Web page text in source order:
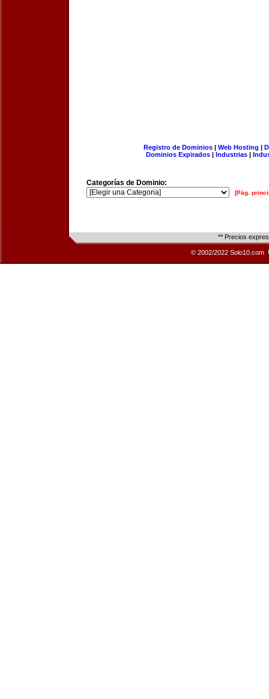
Registro de Dominios| Web Hosting |
Dominios Expirados | Industrias |
Categorías de Dominio:
[Pág.
** Precios
© 2002/2022 Solo10.com